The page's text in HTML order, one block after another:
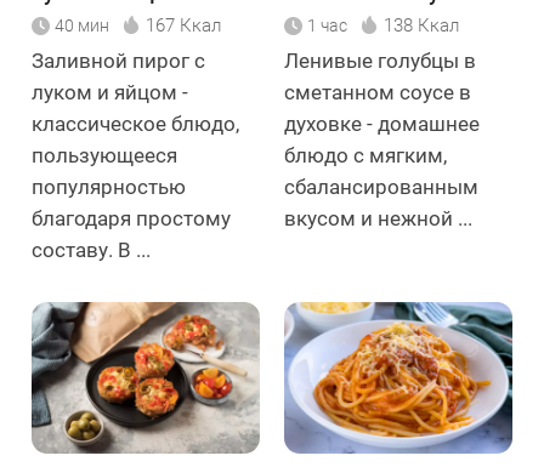
40 мин 167 Ккал
Заливной пирог с
луком и яйцом -
классическое блюдо,
пользующееся
популярностью
благодаря простому
составу. В ...
духовке
1 час 138 Ккал
Ленивые голубцы в
сметанном соусе в
духовке - домашнее
блюдо с мягким,
сбалансированным
вкусом и нежной ...